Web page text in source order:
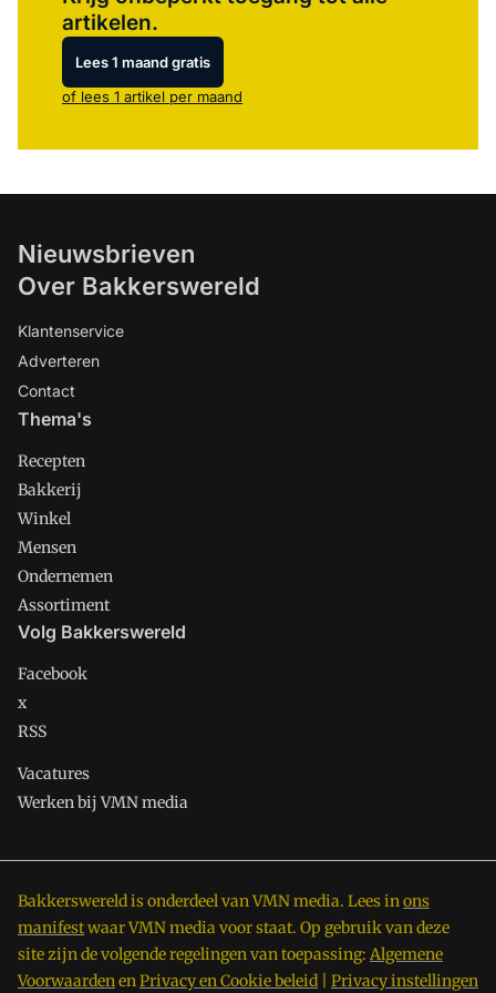
artikelen.
Lees 1 maand gratis
of lees 1 artikel per maand
Nieuwsbrieven
Over Bakkerswereld
Klantenservice
Adverteren
Contact
Thema's
Recepten
Bakkerij
Winkel
Mensen
Ondernemen
Assortiment
Volg Bakkerswereld
Facebook
x
RSS
Vacatures
Werken bij VMN media
Bakkerswereld is onderdeel van VMN media. Lees inons
manifestwaar VMN media voor staat. Op gebruik van deze
site zijn de volgende regelingen van toepassing: Algemene
VoorwaardenenPrivacy en Cookie beleid Privacy instellingen